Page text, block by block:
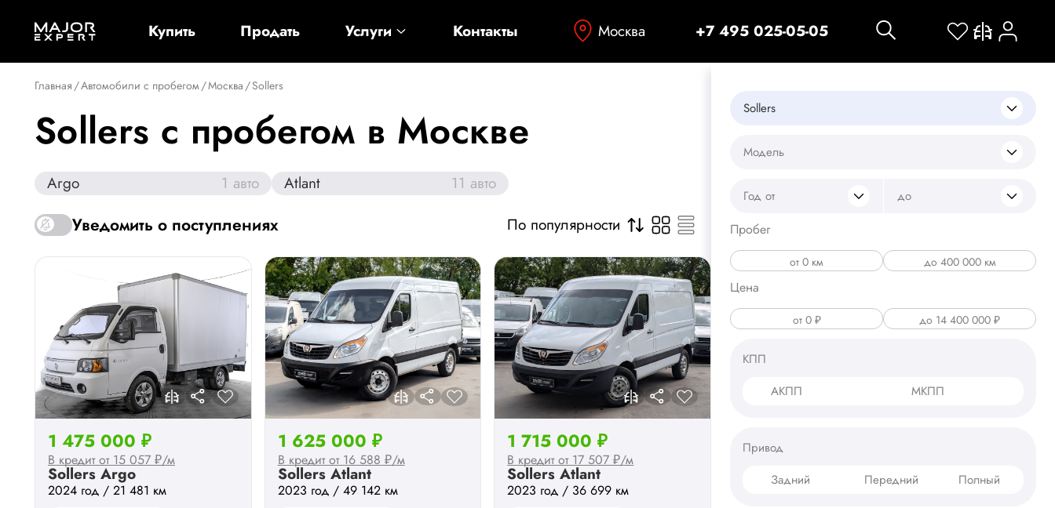
Купить Продать Услуги Контакты Москва +7 495 025-05-05
Главная /Автомобили с пробегом/Москва /Sollers
Sollers с пробегом в Москве
Argo 1 авто Atlant 11 авто
Уведомить о поступлениях По популярности
Sollers Argo
2024 год / 21 481 км
1 475 000 ₽
В кредит от 15 057 ₽/м
Sollers Atlant
2023 год / 49 142 км
1 625 000 ₽
В кредит от 16 588 ₽/м
Sollers Atlant
2023 год / 36 699 км
1 715 000 ₽
В кредит от 17 507 ₽/м
Sollers
Модель
Год от до
Пробег
Цена
КПП
АКПП
МКПП
Привод
Задний
Передний Полный